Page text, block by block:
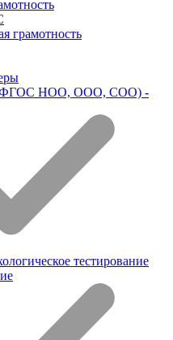
грамотность
(ФГОС НОО, ООО, СОО) -
тестирование